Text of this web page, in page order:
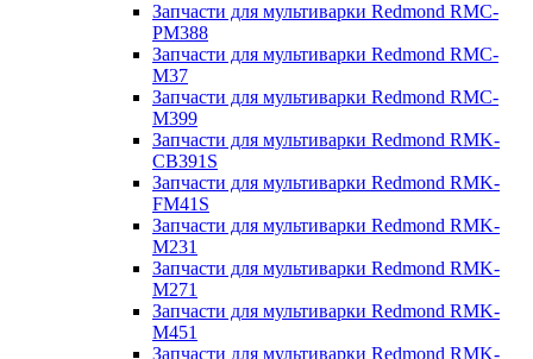
Запчасти для мультиварки Redmond RMC-
PM388
Запчасти для мультиварки Redmond RMC-
M37
Запчасти для мультиварки Redmond RMC-
M399
Запчасти для мультиварки Redmond RMK-
CB391S
Запчасти для мультиварки Redmond RMK-
FM41S
Запчасти для мультиварки Redmond RMK-
M231
Запчасти для мультиварки Redmond RMK-
M271
Запчасти для мультиварки Redmond RMK-
M451
Запчасти для мультиварки Redmond RMK-